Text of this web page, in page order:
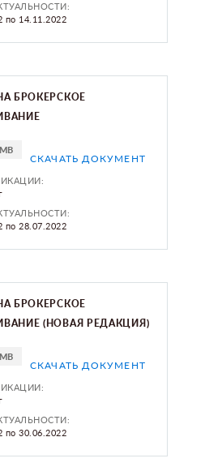
по 14.11.2022
БРОКЕРСКОЕ
СКАЧАТЬ ДОКУМЕНТ
по 28.07.2022
БРОКЕРСКОЕ
(НОВАЯ РЕДАКЦИЯ)
СКАЧАТЬ ДОКУМЕНТ
по 30.06.2022